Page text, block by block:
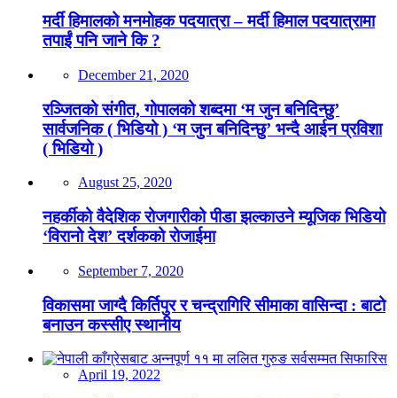
मर्दी हिमालको मनमोहक पदयात्रा – मर्दी हिमाल पदयात्रामा
तपाईं पनि जाने कि ?
December 21, 2020
रञ्जितको संगीत, गोपालको शब्दमा ‘म जुन बनिदिन्छु’
सार्वजनिक ( भिडियो ) ‘म जुन बनिदिन्छु’ भन्दै आईन प्रविशा
( भिडियो )
August 25, 2020
नहर्कीको वैदेशिक रोजगारीको पीडा झल्काउने म्यूजिक भिडियो
‘विरानो देश’ दर्शकको रोजाईमा
September 7, 2020
विकासमा जाग्दै किर्तिपुर र चन्द्रागिरि सीमाका वासिन्दा : बाटो
बनाउन कस्सीए स्थानीय
April 19, 2022